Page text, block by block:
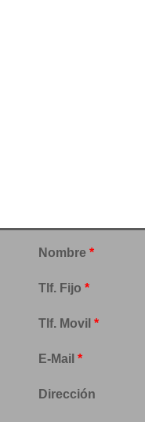
Nombre *
Tlf. Fijo *
Tlf. Movil *
E-Mail *
Dirección